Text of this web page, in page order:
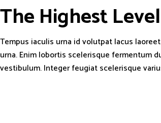
The Highest
Tempus iaculis urna id volutpat lacus
urna. Enim lobortis scelerisque fermentum
vestibulum. Integer feugiat scelerisque